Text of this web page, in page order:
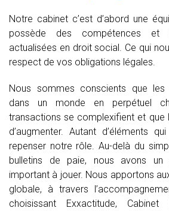
Notre cabinet c’est d’abord une
possède des compétences et
actualisées en droit social. Ce qui
respect de vos obligations légales.
Nous sommes conscients que les
dans un monde en perpétuel
transactions se complexifient et que
d’augmenter. Autant d’éléments
repenser notre rôle. Au-delà du
bulletins de paie, nous avons un
important à jouer. Nous apportons
globale, à travers
choisissant Exxactitude, Cabinet